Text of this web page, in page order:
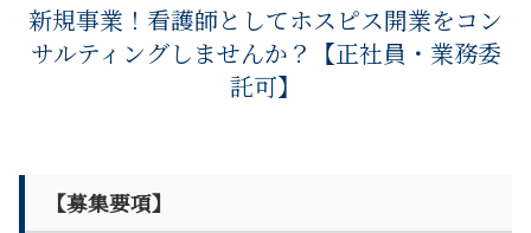
新規事業！看護師としてホスピス開業をコン
サルティングしませんか？【正社員・業務委
託可】
【募集要項】